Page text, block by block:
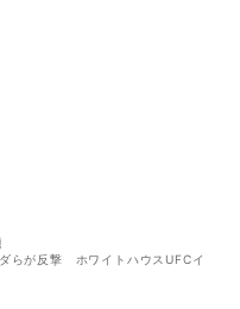
らが反撃 ホワイトハウスUFCイ